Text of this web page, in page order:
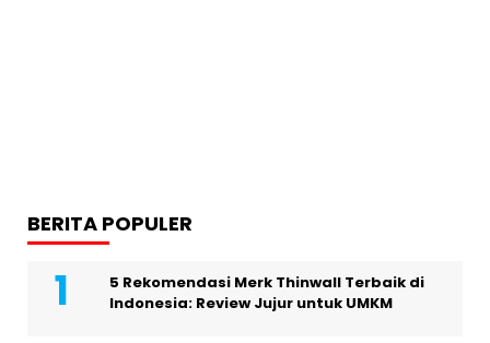
BERITA POPULER
5 Rekomendasi Merk Thinwall Terbaik di
Indonesia: Review Jujur untuk UMKM